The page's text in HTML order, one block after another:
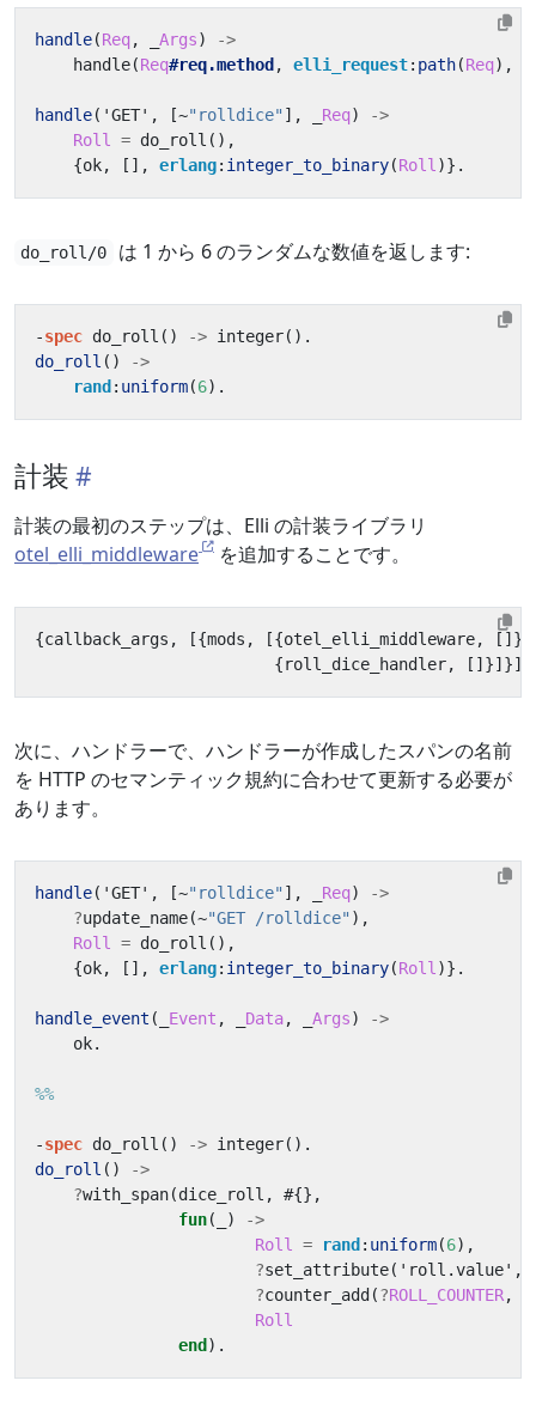
handle(Req, Args)
->
handle(Req#req.method , elli_request: path(Req),
handle( 'GET' , [~"rolldice" ], Req)
->
Roll
= do_roll (),
{ok, [], erlang: integer_to_binary(Roll )}.
do_roll/0 は 1 から 6 のランダムな数値を返します:
-spec do_roll () -> integer().
do_roll ()
->
rand : uniform(6).
計装
計装の最初のステップは、Elli の計装ライブラリ
otel_elli_middleware
を追加することです。
{callback_args , [{mods , [{otel_elli_middleware,
[]},
{roll_dice_handler,
次に、ハンドラーで、ハンドラーが作成したスパンの名前
を HTTP のセマンティック規約に合わせて更新する必要が
あります。
handle( 'GET' , [~"rolldice" ], Req)
->
?update_name(~"GET /rolldice" ),
Roll
= do_roll (),
{ok, [], erlang: integer_to_binary(Roll )}.
handle_event (_ Event , Data, Args)
->
ok.
-spec do_roll () -> integer().
do_roll ()
->
?with_span(dice_roll ,
#{},
fun(_)
->
Roll
= rand : uniform(6),
?set_attribute( 'roll.value' ,
?counter_add (?ROLL_COUNTER,
Roll
end ).